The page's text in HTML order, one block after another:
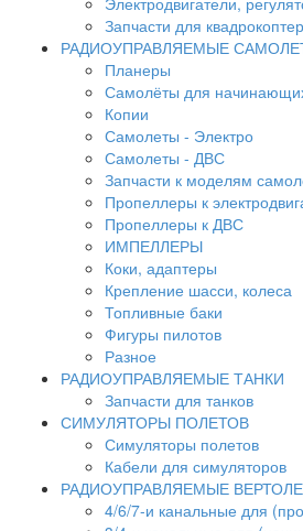
Запчасти для
РАДИОУПРАВЛЯЕМЫЕ
Планеры
Самолёты для
Копии
Самолеты - Электро
Самолеты - ДВС
Запчасти к моделям
Пропеллеры к
Пропеллеры к ДВС
ИМПЕЛЛЕРЫ
Коки, адаптеры
Крепление шасси, колеса
Топливные баки
Фигуры пилотов
Разное
РАДИОУПРАВЛЯЕМЫЕ ТАНКИ
Запчасти для танков
СИМУЛЯТОРЫ ПОЛЕТОВ
Симуляторы полетов
Кабели для симуляторов
РАДИОУПРАВЛЯЕМЫЕ
4/6/7-и канальные для